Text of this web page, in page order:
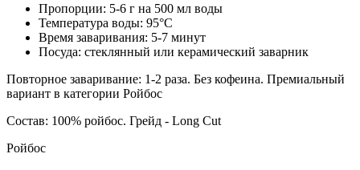
Пропорции: 5-6 г на 500 мл воды
Температура воды: 95°C
Время заваривания: 5-7 минут
Посуда: стеклянный или керамический заварник
Повторное заваривание: 1-2 раза. Без кофеина. Премиальный
вариант в категории Ройбос
Состав: 100% ройбос. Грейд - Long Cut
Ройбос